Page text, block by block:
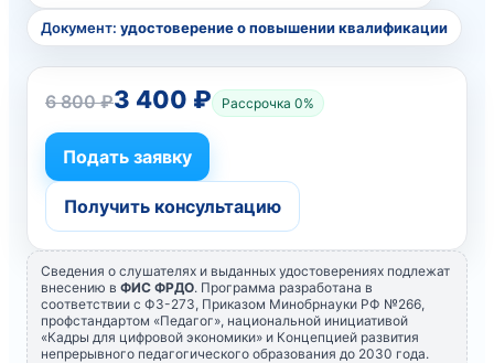
Документ: удостоверение о повышении квалификации
6 800 ₽3 400 ₽ Рассрочка 0%
Подать заявку
Получить консультацию
Сведения о слушателях и выданных удостоверениях подлежат
внесению в ФИС ФРДО. Программа разработана в
соответствии с ФЗ-273, Приказом Минобрнауки РФ №266,
профстандартом «Педагог», национальной инициативой
«Кадры для цифровой экономики» и Концепцией развития
непрерывного педагогического образования до 2030 года.